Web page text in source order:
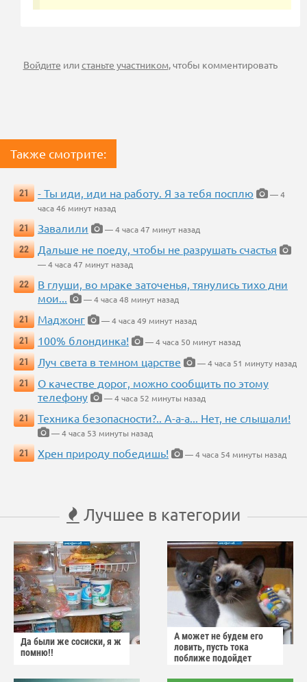
Войдите илистаньте участником, чтобы комментировать
Также смотрите:
21 - Ты иди, иди на работу. Я за тебя посплю
— 4
часа 46 минут назад
21
Завалили
— 4 часа 47 минут назад
22
Дальше не поеду, чтобы не разрушать счастья
— 4 часа 47 минут назад
22
В глуши, во мраке заточенья, тянулись тихо дни
мои...
— 4 часа 48 минут назад
21
Маджонг
— 4 часа 49 минут назад
21
100% блондинка!
— 4 часа 50 минут назад
21
Луч света в темном царстве
— 4 часа 51 минуту назад
21
О качестве дорог, можно сообщить по этому
телефону
— 4 часа 52 минуты назад
21
Техника безопасности?.. А-а-а... Нет, не слышали!
— 4 часа 53 минуты назад
21
Хрен природу победишь! — 4 часа 54 минуты назад
Лучшее в категории
Да были же сосиски, я ж
помню!!
А может не будем его
ловить, пусть тока
поближе подойдет